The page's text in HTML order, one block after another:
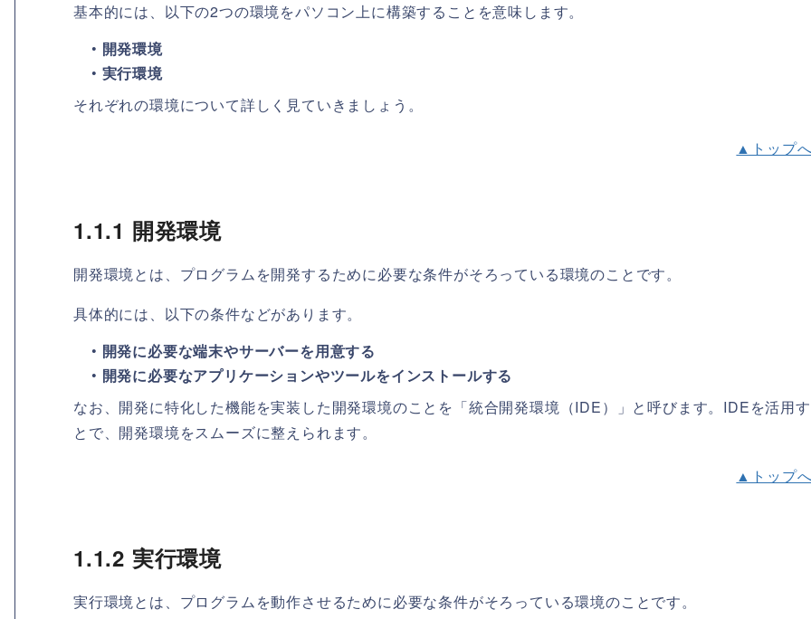
基本的には、以下の2つの環境をパソコン上に構築することを意味します。
• 開発環境
• 実行環境
それぞれの環境について詳しく見ていきましょう。
▲トップ
1.1.1 開発環境
開発環境とは、プログラムを開発するために必要な条件がそろっている環境のことです。
具体的には、以下の条件などがあります。
• 開発に必要な端末やサーバーを用意する
• 開発に必要なアプリケーションやツールをインストールする
なお、開発に特化した機能を実装した開発環境のことを「統合開発環境（IDE）」と呼びます。IDEを活用
とで、開発環境をスムーズに整えられます。
▲トップ
1.1.2 実行環境
実行環境とは、プログラムを動作させるために必要な条件がそろっている環境のことです。